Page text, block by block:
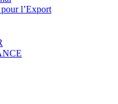
l’Export